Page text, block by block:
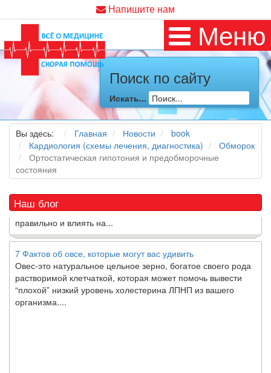
Напишите нам
Меню
Поиск по сайту
Искать...
Вы здесь: Главная Новости
book
Кардиология (схемы лечения, диагностика)
Обморок
Ортостатическая гипотония и предобморочные
состояния
Наш блог
Как я заболел во время локдауна?
Это странная ситуация: вы соблюдали все меры
предосторожности COVID-19 (вы почти все время дома),
но, тем не менее, вы каким-то образом простудились. Вы
можете задаться...
5 причин обратить внимание на средиземноморскую диету
Какдиетолог, я вижу, что многие причудливые диеты
из них это скорее наказание, чем способ питаться
правильно и влиять на...
7 Фактов об овсе, которые могут вас удивить
Овес-это натуральное цельное зерно, богатое своего рода
растворимой клетчаткой, которая может помочь вывести
“плохой” низкий уровень холестерина ЛПНП из вашего
организма....